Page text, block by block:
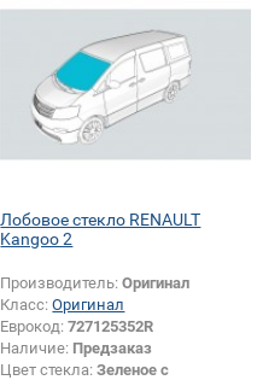
Лобовое стекло RENAULT
Kangoo 2
Производитель:Оригинал
Класс:Оригинал
Еврокод:727125352R
Наличие: Предзаказ
Цвет стекла:Зеленое с